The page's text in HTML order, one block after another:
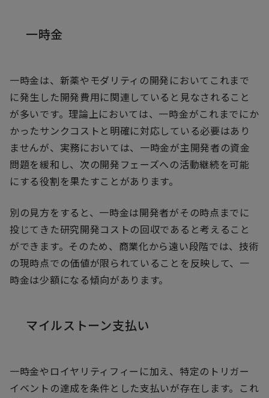
一時金
一時金は、新薬やモダリティの開発においてこれまで
に発生した開発費用に関連していると見なされること
が多いです。理論上においては、一時金がこれまでにか
かったサンクコストと明確に対応している必要はあり
ませんが、実務においては、一時金が主開発者の資金
問題を緩和し、次の開発フェーズへの活動継続を可能
にする役割を果たすことがあります。
別の見方をすると、一時金は開発者がその時点までに
投じてきた研究開発コストの回収であると考えること
ができます。そのため、商業化から遠い段階では、技術
の現時点での価値が限られていることを反映して、一
時金は少額になる傾向があります。
マイルストーン支払い
一時金やロイヤリティフィーに加え、特定のトリガー
イベントの達成を条件とした支払いが存在します。これ